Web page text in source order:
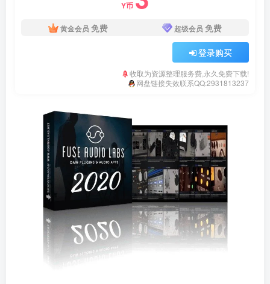
Y币
黄金会员 免费 超级会员 免费
登录购买
收取为资源整理服务费,永久免费下载!
网盘链接失效联系QQ:2931813237